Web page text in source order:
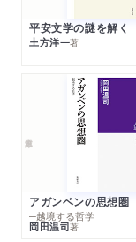
平安文学の謎を解く
土方洋一著
アガンベンの思想圏
─越境する哲学
岡田温司著